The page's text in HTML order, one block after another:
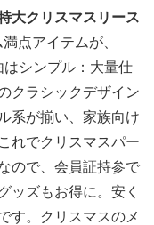
大クリスマスリース
点アイテムが、
シンプル：大量仕
クラシックデザイン
系が揃い、家族向け
れでクリスマスパー
ので、会員証持参で
ッズもお得に。安く
す。クリスマスのメ